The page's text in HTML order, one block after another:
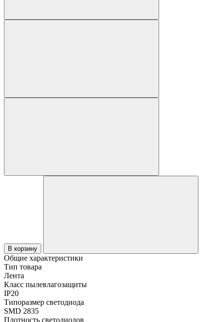
В корзину
Общие характеристики
Тип товара
Лента
Класс пылевлагозащиты
IP20
Типоразмер светодиода
SMD 2835
Плотность светодиодов